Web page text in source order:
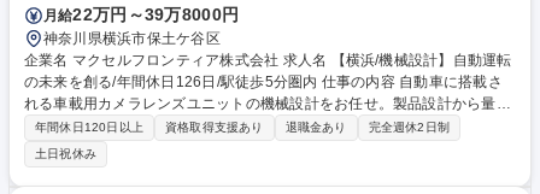
月給22万円～39万8000円
神奈川県横浜市保土ケ谷区
企業名 マクセルフロンティア株式会社 求人名 【横浜/機械設計】自動運転
の未来を創る/年間休日126日/駅徒歩5分圏内 仕事の内容 自動車に搭載さ
れる車載用カメラレンズユニットの機械設計をお任せ。製品設計から量産
化設計、さらには海外工場での立ち上げまで、これまでの経験を活かして
広く深く携わることが可能な環境です。 ■レンズモジュールの製品設計お
よび量産化設計 ■射出成型樹脂部品を使用した筐体設計 ■接着・コーティ
ング技術等の要素開発 ■車載部品の国内・海外工場における量産立ち上げ
年間休日120日以上 資格取得支援あり 退職金あり
完全週休2日制
土日祝休み